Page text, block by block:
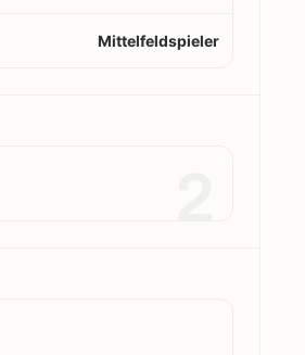
Mittelfeldspieler